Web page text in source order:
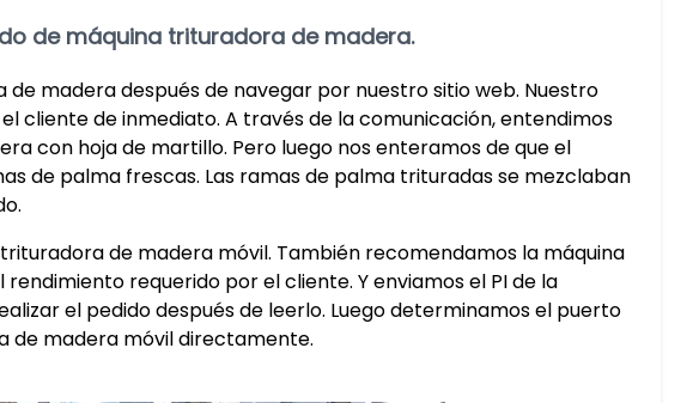
de máquina trituradora de madera.
madera después de navegar por nuestro sitio web. Nuestro
cliente de inmediato. A través de la comunicación, entendimos
con hoja de martillo. Pero luego nos enteramos de que el
de palma frescas. Las ramas de palma trituradas se mezclaban
de madera móvil. También recomendamos la máquina
requerido por el cliente. Y enviamos el PI de la
el pedido después de leerlo. Luego determinamos el puerto
de madera móvil directamente.